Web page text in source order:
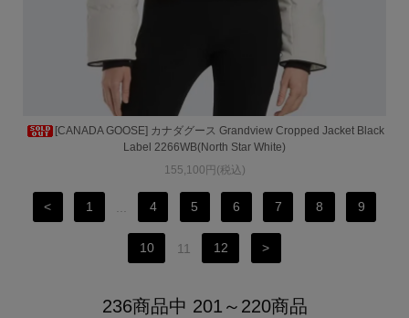
[CANADA GOOSE] カナダグース Grandview Cropped Jacket Black
Label 2266WB(North Star White)
155,100円(税込)
< 1 4 5 6 7 8 9
10 11 12 >
236商品中 201～220商品